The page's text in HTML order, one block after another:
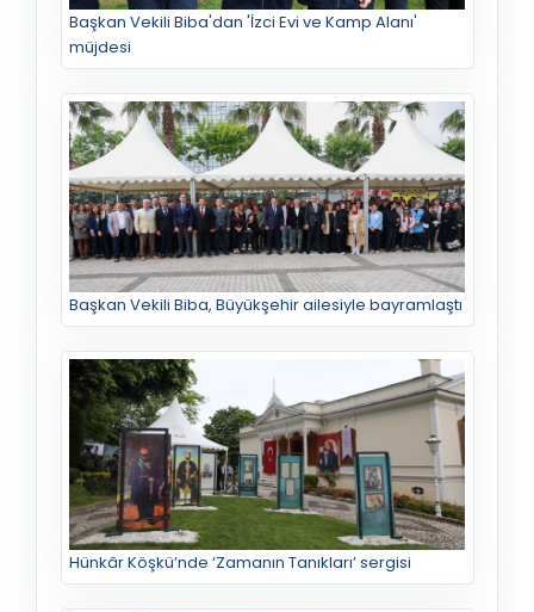
Başkan Vekili Biba'dan 'İzci Evi ve Kamp Alanı'
müjdesi
Başkan Vekili Biba, Büyükşehir ailesiyle bayramlaştı
Hünkâr Köşkü’nde ‘Zamanın Tanıkları’ sergisi